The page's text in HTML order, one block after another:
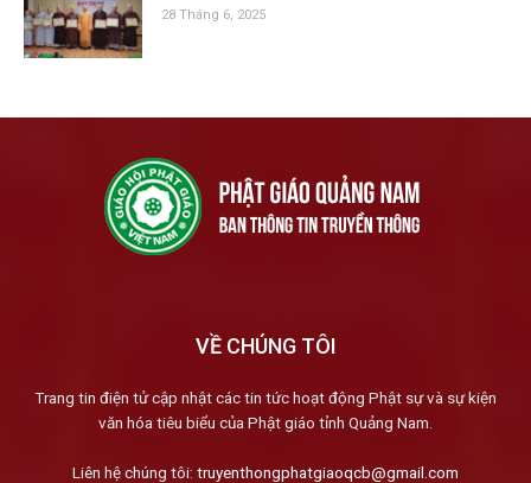
28 Tháng 6, 2025
VỀ CHÚNG TÔI
Trang tin điện tử cập nhật các tin tức hoạt động Phật sự và sự kiện
văn hóa tiêu biểu của Phật giáo tỉnh Quảng Nam.
Liên hệ chúng tôi: truyenthongphatgiaoqcb@gmail.com